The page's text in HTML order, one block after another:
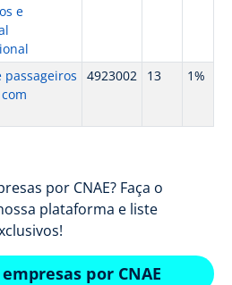
e
4923002 13 1%
por CNAE? Faça o
plataforma e liste
por CNAE